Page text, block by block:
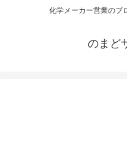
化学メーカー営業のブ
のまど